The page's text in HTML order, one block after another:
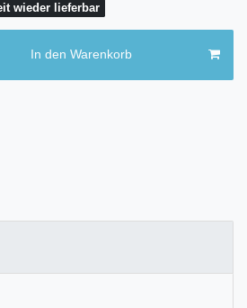
wieder lieferbar
In den Warenkorb